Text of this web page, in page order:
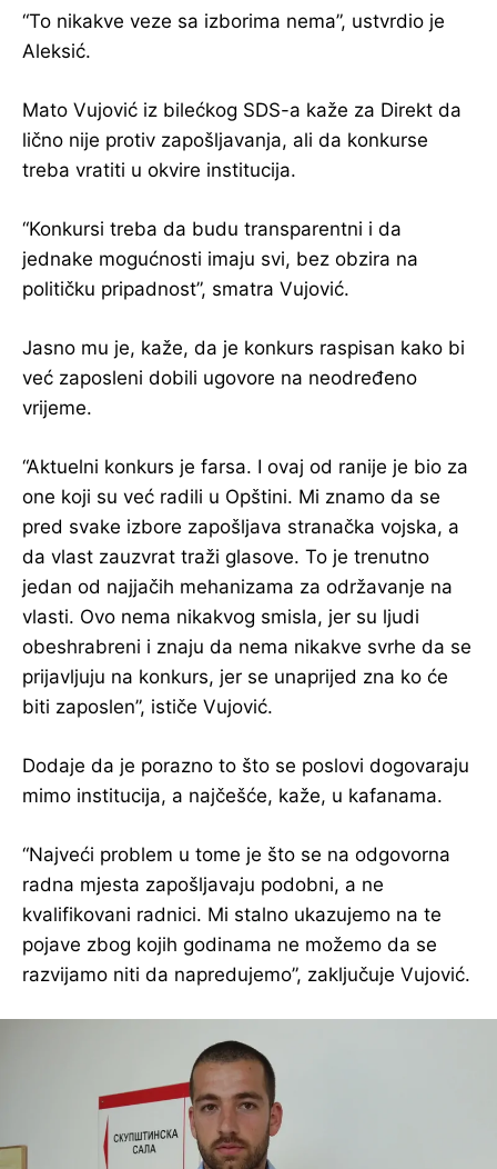
“To nikakve veze sa izborima nema”, ustvrdio je
Aleksić.
Mato Vujović iz bilećkog SDS-a kaže za Direkt da
lično nije protiv zapošljavanja, ali da konkurse
treba vratiti u okvire institucija.
“Konkursi treba da budu transparentni i da
jednake mogućnosti imaju svi, bez obzira na
političku pripadnost”, smatra Vujović.
Jasno mu je, kaže, da je konkurs raspisan kako bi
već zaposleni dobili ugovore na neodređeno
vrijeme.
“Aktuelni konkurs je farsa. I ovaj od ranije je bio za
one koji su već radili u Opštini. Mi znamo da se
pred svake izbore zapošljava stranačka vojska, a
da vlast zauzvrat traži glasove. To je trenutno
jedan od najjačih mehanizama za održavanje na
vlasti. Ovo nema nikakvog smisla, jer su ljudi
obeshrabreni i znaju da nema nikakve svrhe da se
prijavljuju na konkurs, jer se unaprijed zna ko će
biti zaposlen”, ističe Vujović.
Dodaje da je porazno to što se poslovi dogovaraju
mimo institucija, a najčešće, kaže, u kafanama.
“Najveći problem u tome je što se na odgovorna
radna mjesta zapošljavaju podobni, a ne
kvalifikovani radnici. Mi stalno ukazujemo na te
pojave zbog kojih godinama ne možemo da se
razvijamo niti da napredujemo”, zaključuje Vujović.